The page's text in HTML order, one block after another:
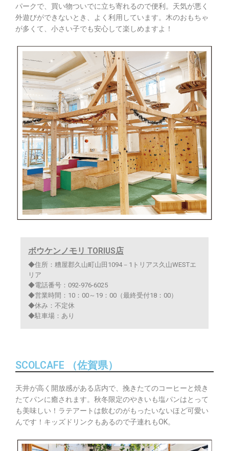
パークで、買い物ついでに立ち寄れるので便利。天気が悪く
外遊びができないとき、よく利用しています。木のおもちゃ
が多くて、小さい子でも安心して楽しめますよ！
ボウケンノモリ TORIUS店
◆住所：糟屋郡久山町山田1094－1トリアス久山WESTエ
リア
◆電話番号：092-976-6025
◆営業時間：10：00～19：00（最終受付18：00）
◆休み：不定休
◆駐車場：あり
SCOLCAFE （佐賀県）
天井が高く開放感がある店内で、挽きたてのコーヒーと焼き
たてパンに癒されます。秋冬限定のやきいも塩パンはとって
も美味しい！ラテアートは飲むのがもったいないほど可愛い
んです！キッズドリンクもあるので子連れもOK。